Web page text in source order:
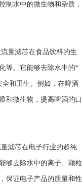
制水中的微生物和杂质，
量滤芯在食品饮料的生
等。它能够去除水中的*
和卫生。例如，在啤酒
和微生物，提高啤酒的口
滤芯在电子行业的超纯
够去除水中的离子、颗粒
保证电子产品的质量和性